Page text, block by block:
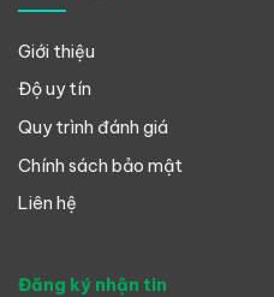
Giới thiệu
Độ uy tín
Quy trình đánh giá
Chính sách bảo mật
Liên hệ
Đăng ký nhận tin